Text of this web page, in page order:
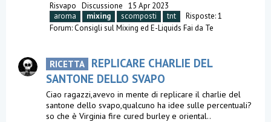
Risvapo Discussione 15 Apr 2023
aroma
mixing scomposti tnt
Risposte: 1
Forum:Consigli sul Mixing ed E-Liquids Fai da Te
RICETTA
REPLICARE CHARLIE DEL
SANTONE DELLO SVAPO
Ciao ragazzi,avevo in mente di replicare il charlie del
santone dello svapo,qualcuno ha idee sulle percentuali?
so che è Virginia fire cured burley e oriental..